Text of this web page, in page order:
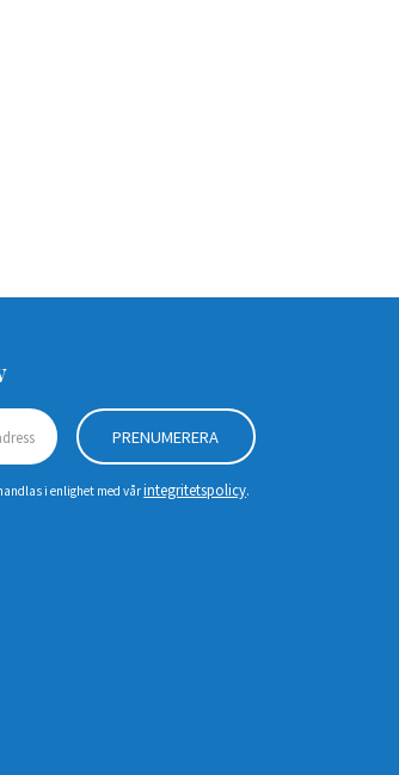
PRENUMERERA
i enlighet med vårintegritetspolicy.